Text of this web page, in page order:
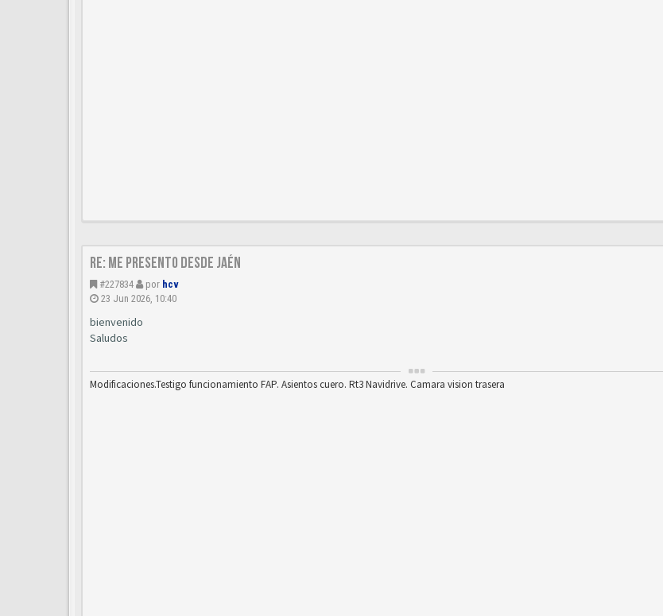
Re: Me presento desde Jaén
#227834 por hcv
23 Jun 2026, 10:40
bienvenido
Saludos
Modificaciones.Testigo funcionamiento FAP. Asientos cuero. Rt3 Navidrive. Camara vision trasera